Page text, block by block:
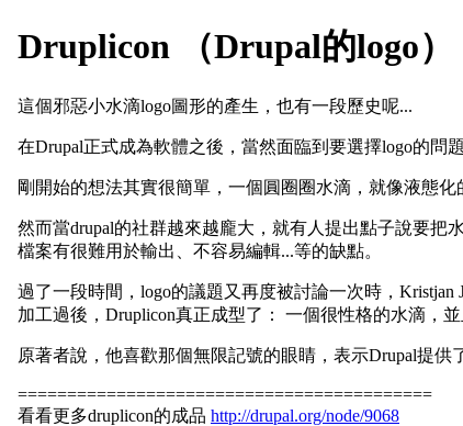
Druplicon （Drupal的logo）
這個邪惡小水滴logo圖形的產生，也有一段歷史呢...
在Drupal正式成為軟體之後，當然面臨到要選擇logo的問
剛開始的想法其實很簡單，一個圓圈圈水滴，就像液態化
然而當drupal的社群越來越龐大，就有人提出點子說要把
檔案有很難用於輸出、不容易編輯...等的缺點。
過了一段時間，logo的議題又再度被討論一次時，Kristjan
加工過後，Druplicon真正成型了： 一個很性格的水滴，
原著者說，他喜歡那個無限記號的眼睛，表示Drupal提供
==========================================
看看更多druplicon的成品 http://drupal.org/node/9068